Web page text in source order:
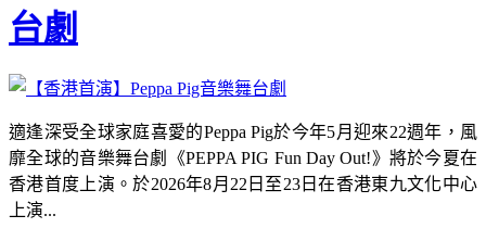
台劇
適逢深受全球家庭喜愛的Peppa Pig於今年5月迎來22週年，風
靡全球的音樂舞台劇《PEPPA PIG Fun Day Out!》將於今夏在
香港首度上演。於2026年8月22日至23日在香港東九文化中心
上演...